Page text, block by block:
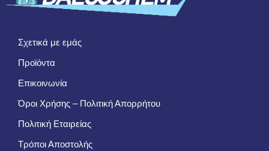
Σχετικά με εμάς
Προϊόντα
Επικοινωνία
Όροι Χρήσης – Πολιτική Απορρήτου
Πολιτική Εταιρείας
Τρόποι Αποστολής